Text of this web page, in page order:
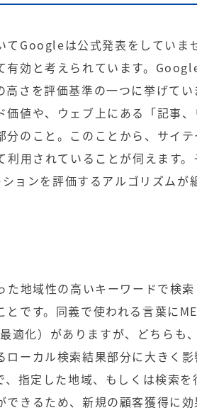
Googleは公式発表をしていま
効と考えられています。
さを評価基準の一つに挙げてい
値や、ウェブ上にある「記事、
のこと。このことから、サイテ
用されていることが伺えます。
ョンを評価するアルゴリズムが
地域性の高いキーワードで検
です。同義で使われる言葉に
化）がありますが、どちらも
ーカル検索結果部分に大きく影
指定した地域、もしくは検索を
きるため、新規の顧客獲得に